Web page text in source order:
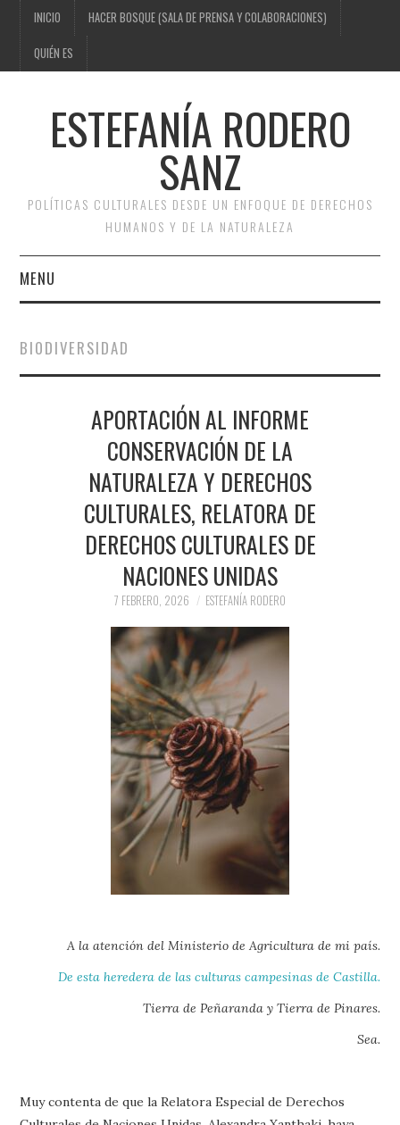
INICIO HACER BOSQUE (SALA DE PRENSA Y COLABORACIONES)
QUIÉN ES
ESTEFANÍA RODERO
SANZ
POLÍTICAS CULTURALES DESDE UN ENFOQUE DE DERECHOS
HUMANOS Y DE LA NATURALEZA
MENU
HACER BOSQUE (SALA DE
PRENSA Y
COLABORACIONES)
QUIÉN ES
BIODIVERSIDAD
APORTACIÓN AL INFORME
CONSERVACIÓN DE LA
NATURALEZA Y DERECHOS
CULTURALES, RELATORA DE
DERECHOS CULTURALES DE
NACIONES UNIDAS
7 FEBRERO, 2026 ESTEFANÍA RODERO
A la atención del Ministerio de Agricultura de mi país.
De esta heredera de las culturas campesinas de Castilla.
Tierra de Peñaranda y Tierra de Pinares.
Sea.
Muy contenta de que la Relatora Especial de Derechos